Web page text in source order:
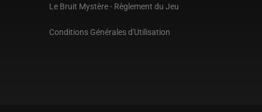
Le Bruit Mystère - Règlement du Jeu
Conditions Générales d'Utilisation